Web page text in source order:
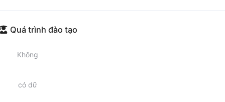
Quá trình đào tạo
Không
có dữ